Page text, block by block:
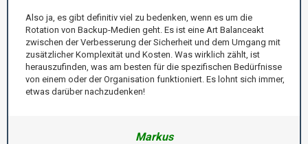
Also ja, es gibt definitiv viel zu bedenken, wenn es um die
Rotation von Backup-Medien geht. Es ist eine Art Balanceakt
zwischen der Verbesserung der Sicherheit und dem Umgang mit
zusätzlicher Komplexität und Kosten. Was wirklich zählt, ist
herauszufinden, was am besten für die spezifischen Bedürfnisse
von einem oder der Organisation funktioniert. Es lohnt sich immer,
etwas darüber nachzudenken!
Markus